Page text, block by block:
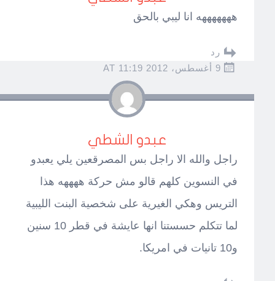
هههههههه انا ليبي بالحق
رد
9 أغسطس، 2012 AT 11:19
عبدو الشطي
راجل والله الا راجل بس المصرقعين يلي يعبدو
في النسوين كلهم قالو مش حركة ههههه هذا
التريس وهكي الغيرية على شخصية البنت الليبية
لما تتكلم حسستنا انها عايشة في قطر 10 سنين
و10 تانيات في امريكا.